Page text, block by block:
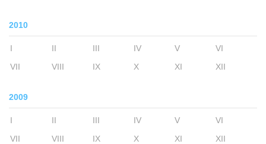
2010
I II III IV V
VI
VII
VIII IX X XI XII
2009
I II III IV V
VI
VII
VIII IX X XI XII